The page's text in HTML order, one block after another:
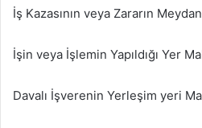
İş Kazasının veya Zararın
İşin veya İşlemin Yapıldığı Yer
Davalı İşverenin Yerleşim yeri